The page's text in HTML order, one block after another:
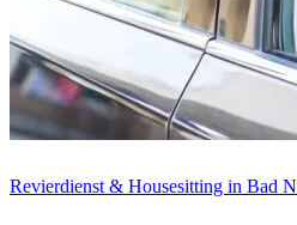
Revierdienst & Housesitting in Bad